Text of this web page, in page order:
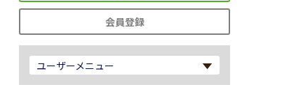
会員登録
ユーザーメニュー